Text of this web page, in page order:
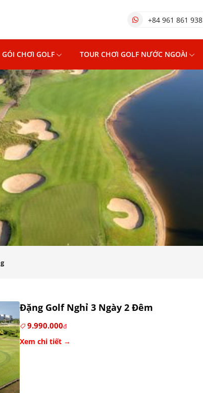
+84 961 861 938
GÓI CHƠI GOLF TOUR CHƠI GOLF NƯỚC NGOÀI
Đặng Golf Nghỉ 3 Ngày 2 Đêm
9.990.000đ
Xem chi tiết →